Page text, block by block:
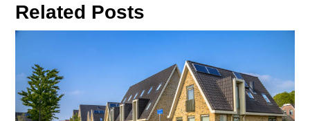
Related Posts